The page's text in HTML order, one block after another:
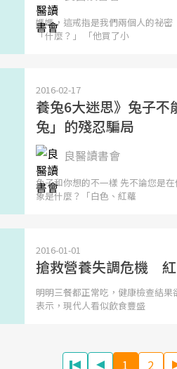
媽媽，這戒指是我們兩個人的祕密
「什麼？」 「他買了小
2016-02-17
養兔6大迷思》兔子不
兔」的殘忍騙局
良醫讀書會
兔子和你想的不一樣 先不論您是
象是什麼？「白色、紅蘿
2016-01-01
搶救營養失調危機
明明三餐都正常吃，健康檢查結
表示，現代人看似飲食豐盛
1 2